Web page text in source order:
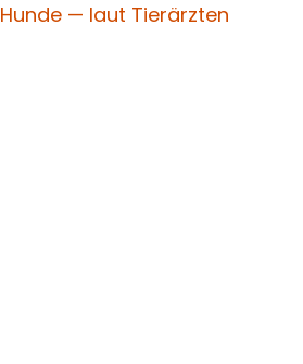
Hunde — laut Tierärzten